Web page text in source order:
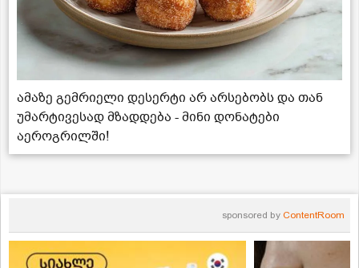
ამაზე გემრიელი დესერტი არ არსებობს და თან
უმარტივესად მზადდება - მინი დონატები
აეროგრილში!
sponsored by ContentRoom